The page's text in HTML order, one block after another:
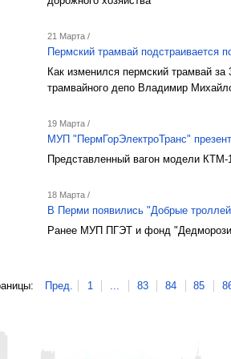
21 Марта /
Пермский трамвай подстраивается
Как изменился пермский трамвай
трамвайного депо Владимир
19 Марта /
МУП "ПермГорЭлектроТранс"
Представленный вагон модели
18 Марта /
В Перми появились "Добрые
Ранее МУП ПГЭТ и фонд
Пред. 1 83 84 85